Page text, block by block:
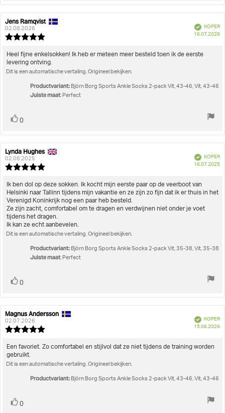
Auteur
van
deze
beoordeling:
Jens Ramqvist
02.08.2026
uit
5
sterren
Geverifieerd
KOPER
16.07.2026
Beoordelingstekst:
Heel fijne enkelsokken! Ik heb er meteen meer besteld toen ik de eerste
levering ontving.
Dit is een automatische vertaling. Origineel bekijken.
Productvariant: Björn Borg Sports Ankle Socks 2-pack Vit, 43-46, Vit, 43-46
Juiste maat: Perfect
Stem
0
Auteur
van
deze
beoordeling:
Lynda Hughes
02.08.2025
uit
5
sterren
Geverifieerd
KOPER
16.07.2025
Beoordelingstekst:
Ik ben dol op deze sokken. Ik kocht mijn eerste paar op de veerboot van
Helsinki naar Tallinn tijdens mijn vakantie en ze zijn zo fijn dat ik er thuis in het
Verenigd Koninkrijk nog een paar heb besteld.
Ze zijn zacht, comfortabel om te dragen en verdwijnen niet onder je voet
tijdens het dragen.
Ik kan ze echt aanbevelen.
Dit is een automatische vertaling. Origineel bekijken.
Productvariant: Björn Borg Sports Ankle Socks 2-pack Vit, 35-38, Vit, 35-38
Juiste maat: Perfect
Stem
0
Auteur
van
deze
beoordeling:
Magnus Andersson
02.07.2026
uit
sterren
Geverifieerd
KOPER
15.06.2026
Beoordelingstekst:
Een favoriet. Zo comfortabel en stijlvol dat ze niet tijdens de training worden
gebruikt.
Dit is een automatische vertaling. Origineel bekijken.
Productvariant: Björn Borg Sports Ankle Socks 2-pack Vit, 43-46, Vit, 43-46
Stem
0